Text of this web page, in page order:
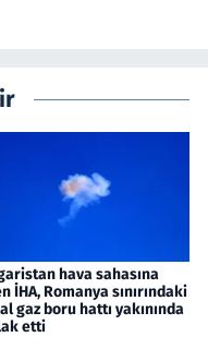
hava sahasına
İHA, Romanya sınırındaki
gaz boru hattı yakınında
etti